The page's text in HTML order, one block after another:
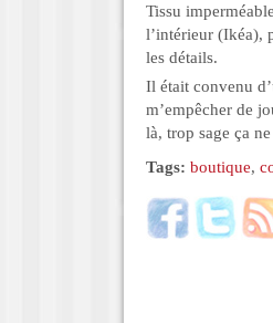
Tissu
l’intérieur (Ikéa),
les détails.
Il était convenu
m’empêcher de
là, trop sage ça
Tags: boutique,